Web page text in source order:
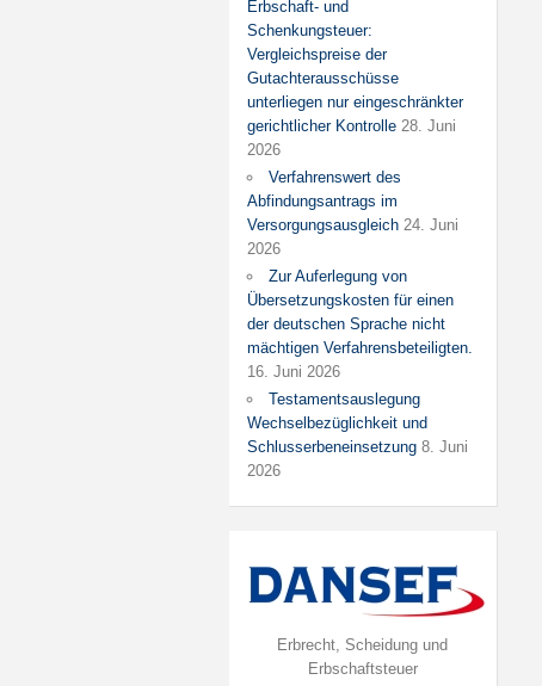
Erbschaft- und
Schenkungsteuer:
Vergleichspreise der
Gutachterausschüsse
unterliegen nur eingeschränkter
gerichtlicher Kontrolle 28. Juni
2026
Verfahrenswert des
Abfindungsantrags im
Versorgungsausgleich 24. Juni
2026
Zur Auferlegung von
Übersetzungskosten für einen
der deutschen Sprache nicht
mächtigen Verfahrensbeteiligten.
16. Juni 2026
Testamentsauslegung
Wechselbezüglichkeit und
Schlusserbeneinsetzung 8. Juni
2026
Erbrecht, Scheidung und
Erbschaftsteuer